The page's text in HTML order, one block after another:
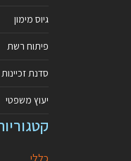
גיוס מימון
פיתוח רשת
סדנת זכיינות
יעוץ משפטי
כללי